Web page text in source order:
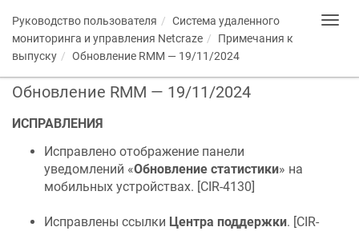
Руководство пользователя
Система удаленного
мониторинга и управления Netcraze
Примечания к
выпуску
Обновление RMM — 19/11/2024
Обновление RMM — 19/11/2024
ИСПРАВЛЕНИЯ
Исправлено отображение панели
уведомлений «Обновление статистики» на
мобильных устройствах. [CIR-4130]
Исправлены ссылки Центра поддержки. [CIR-